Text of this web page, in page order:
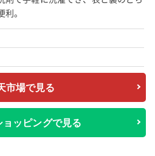
。
市場で見る
ッピングで見る